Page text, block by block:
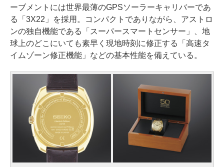
ーブメントには世界最薄のGPSソーラーキャリバーであ
る「3X22」を採用。コンパクトでありながら、アストロ
ンの独自機能である「スーパースマートセンサー」、地
球上のどこにいても素早く現地時刻に修正する「高速タ
イムゾーン修正機能」などの基本性能を備えている。